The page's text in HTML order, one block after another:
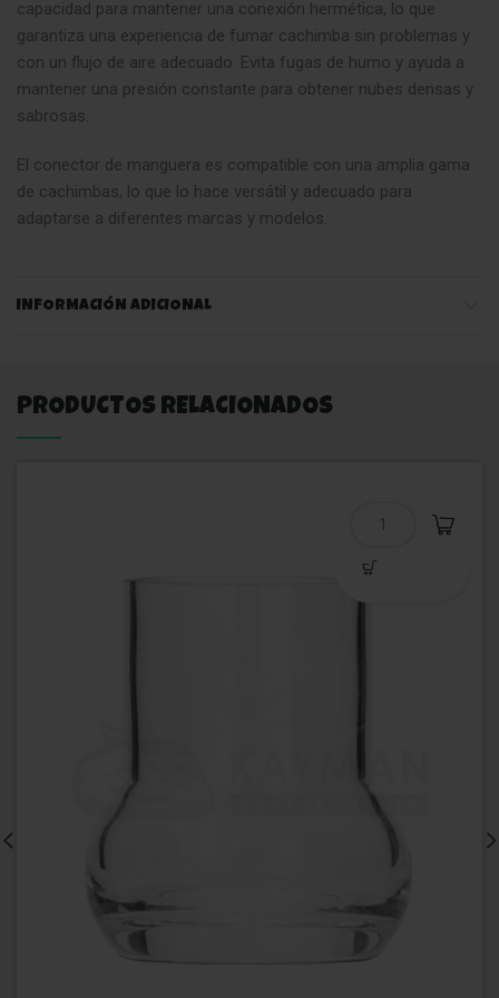
capacidad para mantener una conexión hermética, lo que
garantiza una experiencia de fumar cachimba sin problemas y
con un flujo de aire adecuado. Evita fugas de humo y ayuda a
mantener una presión constante para obtener nubes densas y
sabrosas.
El conector de manguera es compatible con una amplia gama
de cachimbas, lo que lo hace versátil y adecuado para
adaptarse a diferentes marcas y modelos.
INFORMACIÓN ADICIONAL
PRODUCTOS RELACIONADOS